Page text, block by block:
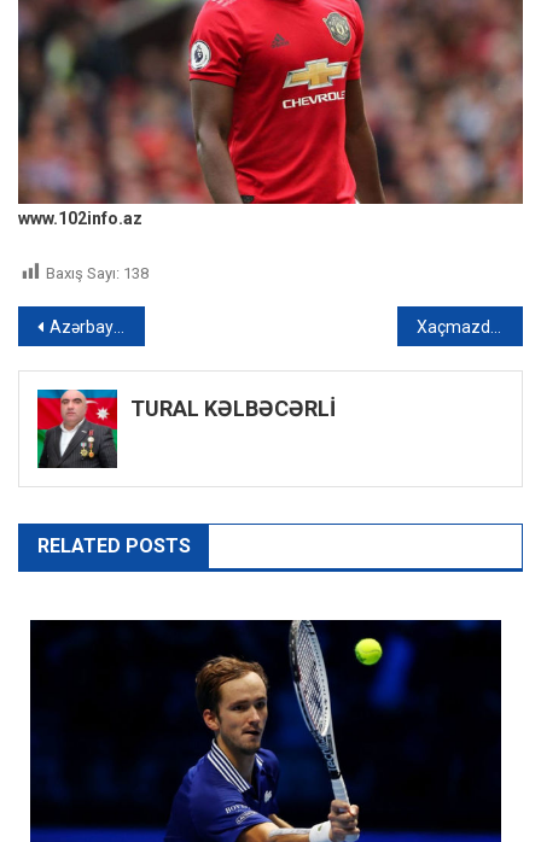
www.102info.az
Baxış Sayı: 138
Yazı
naviqasiyası
Azərbaycan XİN Ermənistana cavab verdi – Xəbərlərin 17:00 buraxılışı
TURAL KƏLBƏCƏRLİ
RELATED POSTS